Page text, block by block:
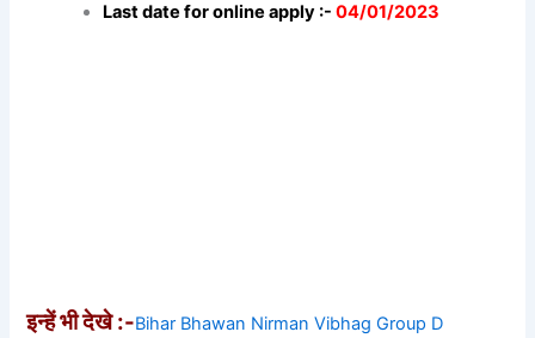
Last date for online apply :-04/01/2023
इन्हें भी देखे :-Bihar Bhawan Nirman Vibhag Group D